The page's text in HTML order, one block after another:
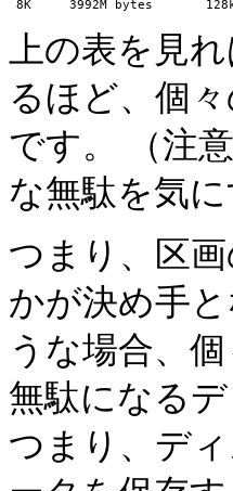
上の表を見
るほど、個
です。 （注
な無駄を気
つまり、区
かが決め手
うな場合、
無駄になる
つまり、デ